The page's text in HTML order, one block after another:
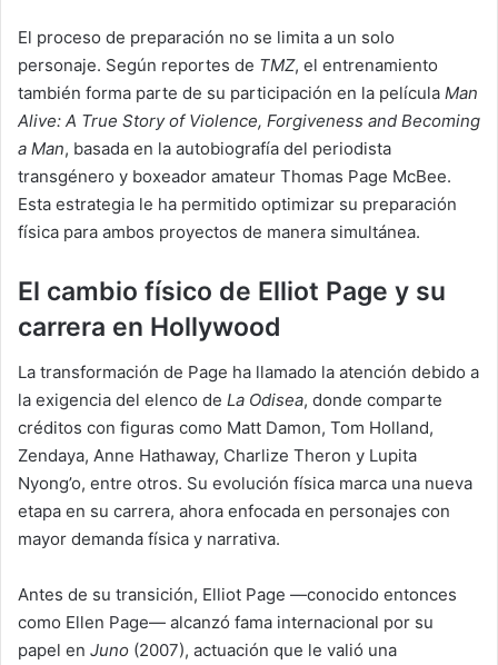
El proceso de preparación no se limita a un solo
personaje. Según reportes de TMZ, el entrenamiento
también forma parte de su participación en la película Man
Alive: A True Story of Violence, Forgiveness and Becoming
a Man, basada en la autobiografía del periodista
transgénero y boxeador amateur Thomas Page McBee.
Esta estrategia le ha permitido optimizar su preparación
física para ambos proyectos de manera simultánea.
El cambio físico de Elliot Page y su
carrera en Hollywood
La transformación de Page ha llamado la atención debido a
la exigencia del elenco de La Odisea, donde comparte
créditos con figuras como Matt Damon, Tom Holland,
Zendaya, Anne Hathaway, Charlize Theron y Lupita
Nyong’o, entre otros. Su evolución física marca una nueva
etapa en su carrera, ahora enfocada en personajes con
mayor demanda física y narrativa.
Antes de su transición, Elliot Page —conocido entonces
como Ellen Page— alcanzó fama internacional por su
papel en Juno (2007), actuación que le valió una